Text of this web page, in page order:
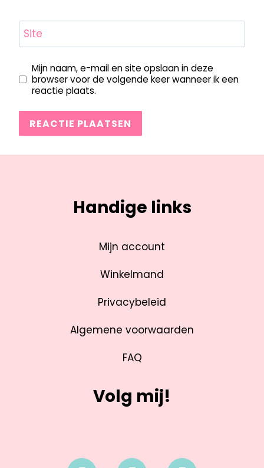
Site
Mijn naam, e-mail en site opslaan in deze
browser voor de volgende keer wanneer ik een
reactie plaats.
Handige links
Mijn account
Winkelmand
Privacybeleid
Algemene voorwaarden
FAQ
Volg mij!